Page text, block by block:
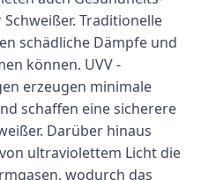
Traditionelle
schädliche Dämpfe und
können. UVV -
erzeugen minimale
schaffen eine sicherere
Darüber hinaus
ultraviolettem Licht die
wodurch das